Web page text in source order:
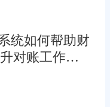
统如何帮助财
对账工作效